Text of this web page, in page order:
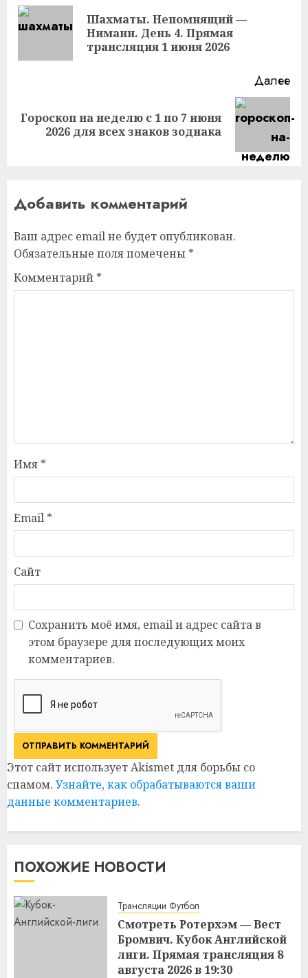
чтение
Шахматы. Непомнящий —
Ниманн. День 4. Прямая
трансляция 1 июня 2026
Далее
Следующая
запись:
Гороскоп на неделю с 1 по 7 июня
2026 для всех знаков зодиака
Добавить комментарий
Ваш адрес email не будет опубликован.
Обязательные поля помечены *
Комментарий *
Имя *
Email *
Сайт
Сохранить моё имя, email и адрес сайта в
этом браузере для последующих моих
комментариев.
Этот сайт использует Akismet для борьбы со
спамом. Узнайте, как обрабатываются ваши
данные комментариев.
ПОХОЖИЕ НОВОСТИ
Трансляции Футбол
Смотреть Ротерхэм — Вест
Бромвич. Кубок Английской
лиги. Прямая трансляция 8
августа 2026 в 19:30